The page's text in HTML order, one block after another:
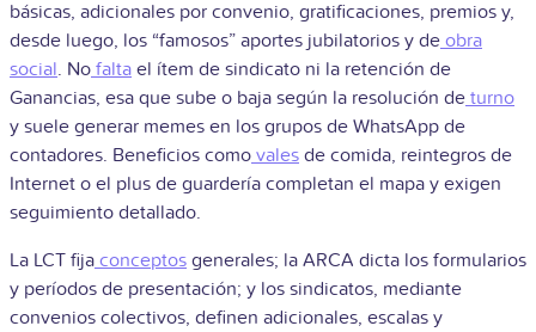
básicas, adicionales por convenio, gratificaciones, premios y,
desde luego, los “famosos” aportes jubilatorios y de obra
social. No falta el ítem de sindicato ni la retención de
Ganancias, esa que sube o baja según la resolución de turno
y suele generar memes en los grupos de WhatsApp de
contadores. Beneficios como vales de comida, reintegros de
Internet o el plus de guardería completan el mapa y exigen
seguimiento detallado.
La LCT fija conceptos generales; la ARCA dicta los formularios
y períodos de presentación; y los sindicatos, mediante
convenios colectivos, definen adicionales, escalas y